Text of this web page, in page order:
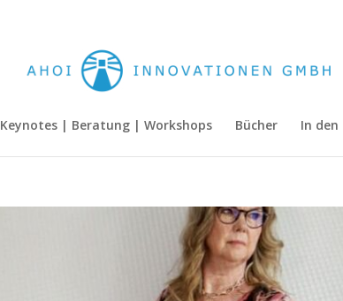
Keynotes | Beratung | Workshops Bücher In den